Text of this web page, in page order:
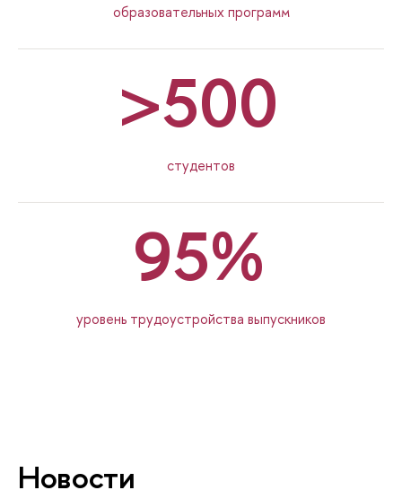
образовательных программ
>500
студентов
95%
уровень трудоустройства выпускников
Новости